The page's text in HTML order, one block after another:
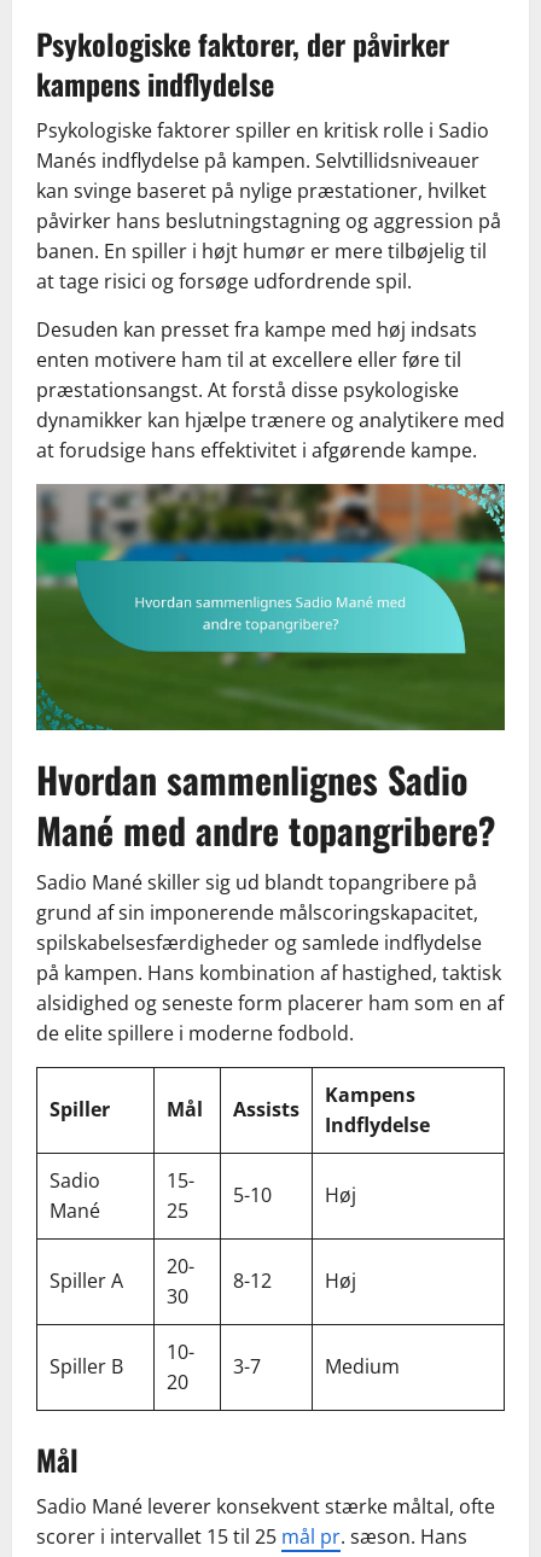
Psykologiske faktorer, der påvirker
kampens indflydelse
Psykologiske faktorer spiller en kritisk rolle i Sadio
Manés indflydelse på kampen. Selvtillidsniveauer
kan svinge baseret på nylige præstationer, hvilket
påvirker hans beslutningstagning og aggression på
banen. En spiller i højt humør er mere tilbøjelig til
at tage risici og forsøge udfordrende spil.
Desuden kan presset fra kampe med høj indsats
enten motivere ham til at excellere eller føre til
præstationsangst. At forstå disse psykologiske
dynamikker kan hjælpe trænere og analytikere med
at forudsige hans effektivitet i afgørende kampe.
Hvordan sammenlignes Sadio
Mané med andre topangribere?
Sadio Mané skiller sig ud blandt topangribere på
grund af sin imponerende målscoringskapacitet,
spilskabelsesfærdigheder og samlede indflydelse
på kampen. Hans kombination af hastighed, taktisk
alsidighed og seneste form placerer ham som en af
de elite spillere i moderne fodbold.
Spiller Mål Assists
Kampens
Indflydelse
Sadio
Mané
15-
25
5-10 Høj
Spiller A
20-
30
8-12 Høj
Spiller B
10-
20
3-7 Medium
Mål
Sadio Mané leverer konsekvent stærke måltal, ofte
scorer i intervallet 15 til 25 mål pr. sæson. Hans